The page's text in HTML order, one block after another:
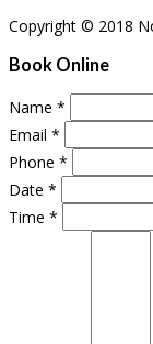
Copyright © 2018
Book Online
Name *
Email *
Phone *
Date *
Time *